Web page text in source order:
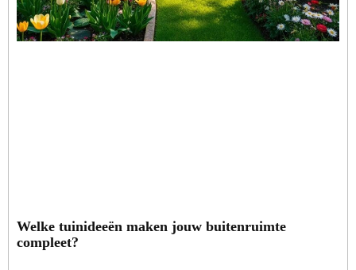
Welke tuinideeën maken jouw buitenruimte
compleet?